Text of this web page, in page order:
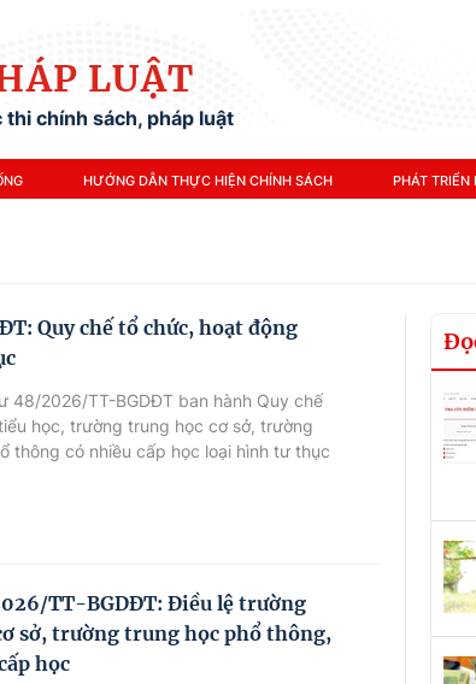
LUẬT
chính sách, pháp luật
HƯỚNG DẪN THỰC HIỆN CHÍNH SÁCH PHÁT
Quy chế tổ chức, hoạt động
48/2026/TT-BGDĐT ban hành Quy chế
học, trường trung học cơ sở, trường
thông có nhiều cấp học loại hình tư thục
này có hiệu lực kể từ ngày
TT-BGDĐT: Điều lệ trường
sở, trường trung học phổ thông,
học